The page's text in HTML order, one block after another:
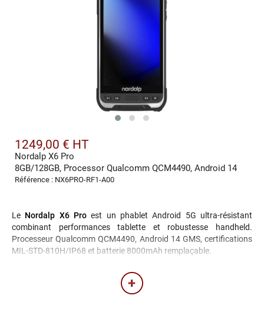
1249,00 € HT
Nordalp X6 Pro
8GB/128GB, Processor Qualcomm QCM4490, Android 14
Référence : NX6PRO-RF1-A00
Le Nordalp X6 Pro est un phablet Android 5G ultra-résistant
combinant performances tablette et robustesse handheld.
Processeur Qualcomm QCM4490, Android 14 GMS, certifications
MIL-STD-810H/IP68 et batterie 8000mAh remplaçable.